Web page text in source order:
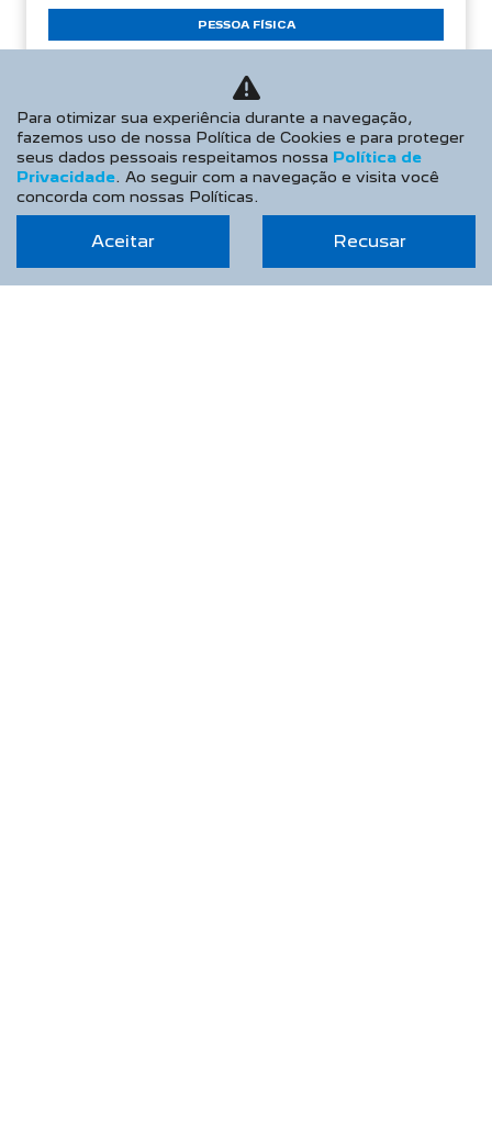
PESSOA FÍSICA
CONFIRA A OFERTA
NOVO PEUGEOT 208
Allure Turbo 26/26
Para otimizar sua experiência durante a navegação,
fazemos uso de nossa Política de Cookies e para proteger
seus dados pessoais respeitamos nossa Política de
Privacidade. Ao seguir com a navegação e visita você
concorda com nossas Políticas.
Aceitar Recusar